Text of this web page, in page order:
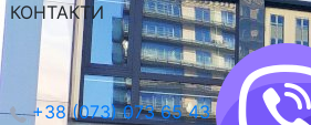
КОНТАКТИ
+38 (073) 073 65 43